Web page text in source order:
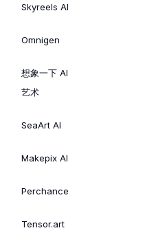
Skyreels AI
Omnigen
想象一下 AI
艺术
SeaArt AI
Makepix AI
Perchance
Tensor.art